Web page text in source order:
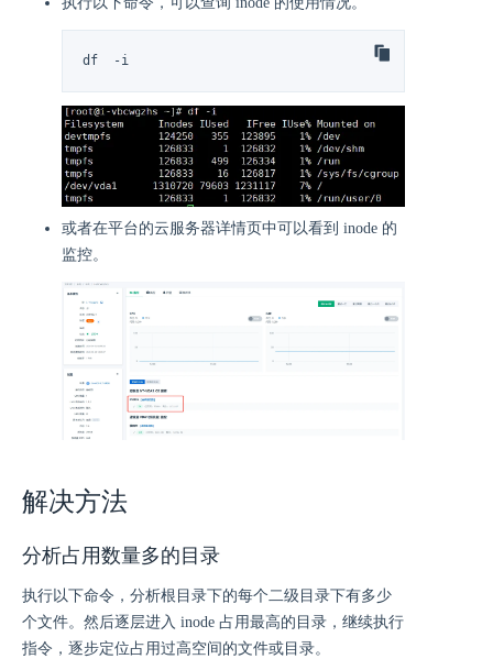
df  -i
或者在平台的云服务器详情页中可以看到 inode 的
监控。
解决方法
分析占用数量多的目录
执行以下命令，分析根目录下的每个二级目录下有多少
个文件。然后逐层进入 inode 占用最高的目录，继续执行
指令，逐步定位占用过高空间的文件或目录。